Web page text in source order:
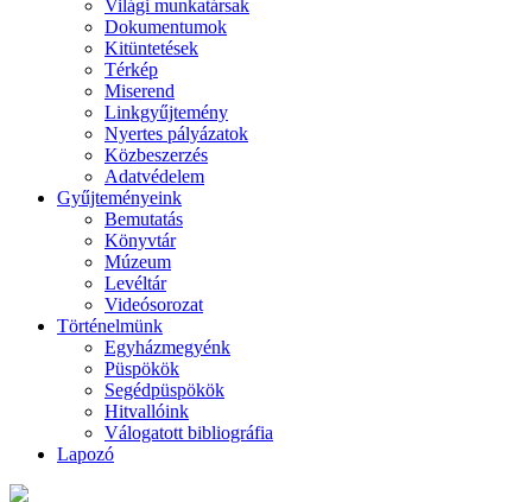
Világi munkatársak
Dokumentumok
Kitüntetések
Térkép
Miserend
Linkgyűjtemény
Nyertes pályázatok
Közbeszerzés
Adatvédelem
Gyűjteményeink
Bemutatás
Könyvtár
Múzeum
Levéltár
Videósorozat
Történelmünk
Egyházmegyénk
Püspökök
Segédpüspökök
Hitvallóink
Válogatott bibliográfia
Lapozó